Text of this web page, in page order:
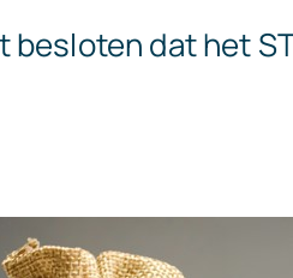
besloten dat het